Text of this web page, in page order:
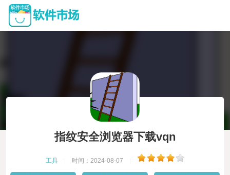
指纹安全浏览器下载vqn
工具 时间：2024-08-07